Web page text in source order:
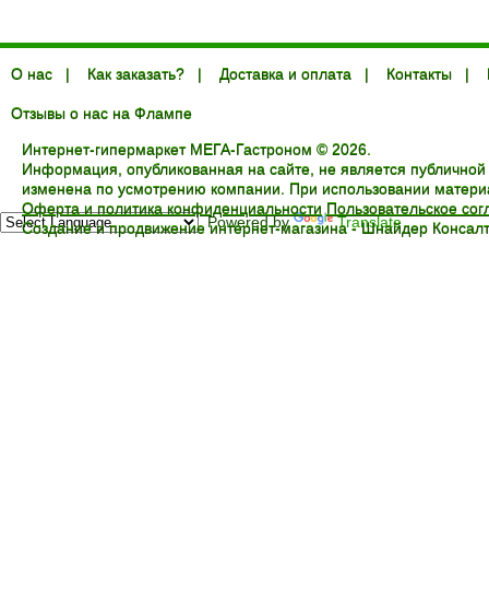
О нас | Как заказать? | Доставка и оплата | Контакты |
Отзывы о нас на Флампе
Интернет-гипермаркет МЕГА-Гастроном © 2026.
Информация, опубликованная на сайте, не является
изменена по усмотрению компании. При использовании
Оферта и политика конфиденциальности Пользовательское
Создание и продвижение интернет-магазина -Шнайдер
Powered by Translate